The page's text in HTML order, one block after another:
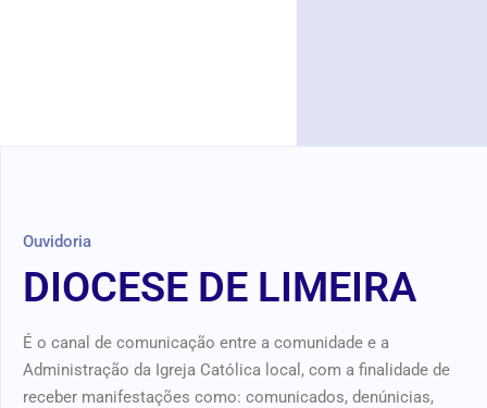
Ouvidoria
DIOCESE DE LIMEIRA
É o canal de comunicação entre a comunidade e a
Administração da Igreja Católica local, com a finalidade de
receber manifestações como: comunicados, denúnicias,